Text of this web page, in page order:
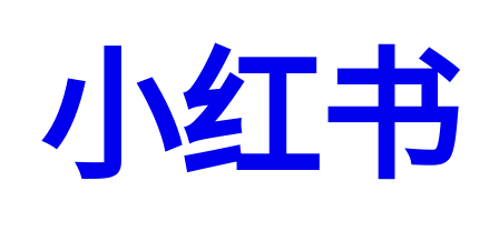
小红书